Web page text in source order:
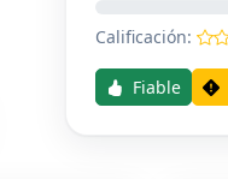
Calificación:
Fiable